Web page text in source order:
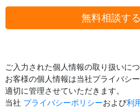
無料相談する
ご入力された個人情報の取り扱いに
お客様の個人情報は当社プライバシ
適切に管理させていただきます。
当社 プライバシーポリシーおよび利